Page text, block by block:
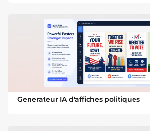
Generateur IA d'affiches politiques